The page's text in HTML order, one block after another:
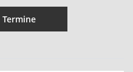
Termine